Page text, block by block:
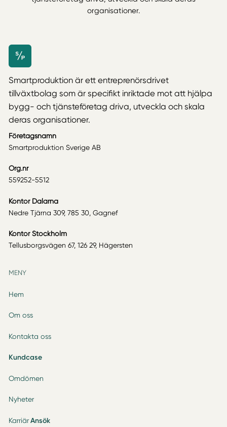
organisationer.
Smartproduktion är ett entreprenörsdrivet
tillväxtbolag som är specifikt inriktade mot att hjälpa
bygg- och tjänsteföretag driva, utveckla och skala
deras organisationer.
Företagsnamn
Smartproduktion Sverige AB
Org.nr
559252-5512
Kontor Dalarna
Nedre Tjärna 309, 785 30, Gagnef
Kontor Stockholm
Tellusborgsvägen 67, 126 29, Hägersten
MENY
Hem
Om oss
Kontakta oss
Kundcase
Omdömen
Nyheter
Karriär Ansök